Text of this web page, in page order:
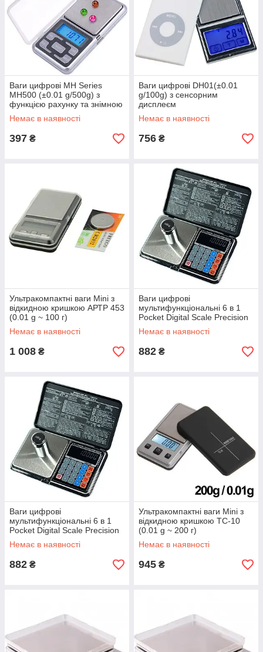
Ваги цифрові MH Series
MH500 (±0.01 g/500g) з
функцією рахунку та знімною
кришкою
Немає в наявності
397 ₴
Ваги цифрові DH01(±0.01
g/100g) з сенсорним
дисплеєм
Немає в наявності
756 ₴
Ультракомпактні ваги Mini з
відкидною кришкою АРТР 453
(0.01 g ~ 100 г)
Немає в наявності
1 008 ₴
Ваги цифрові
мультифункціональні 6 в 1
Pocket Digital Scale Precision
DP-01 (0,01/100 г)
Немає в наявності
882 ₴
Ваги цифрові
мультифункціональні 6 в 1
Pocket Digital Scale Precision
DP-01 (0,01/200 г)
Немає в наявності
882 ₴
Ультракомпактні ваги Mini з
відкидною кришкою ТС-10
(0.01 g ~ 200 г)
Немає в наявності
945 ₴